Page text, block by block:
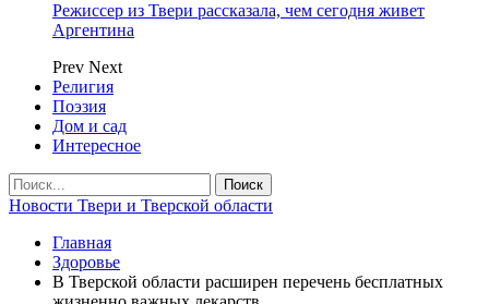
Режиссер из Твери рассказала, чем сегодня живет
Аргентина
Prev Next
Религия
Поэзия
Дом и сад
Интересное
Новости Твери и Тверской области
Главная
Здоровье
В Тверской области расширен перечень бесплатных